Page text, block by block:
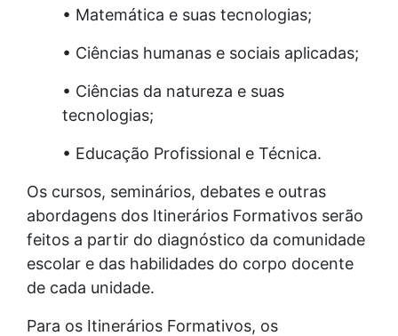
• Matemática e suas tecnologias;
• Ciências humanas e sociais aplicadas;
• Ciências da natureza e suas
tecnologias;
• Educação Profissional e Técnica.
Os cursos, seminários, debates e outras
abordagens dos Itinerários Formativos serão
feitos a partir do diagnóstico da comunidade
escolar e das habilidades do corpo docente
de cada unidade.
Para os Itinerários Formativos, os